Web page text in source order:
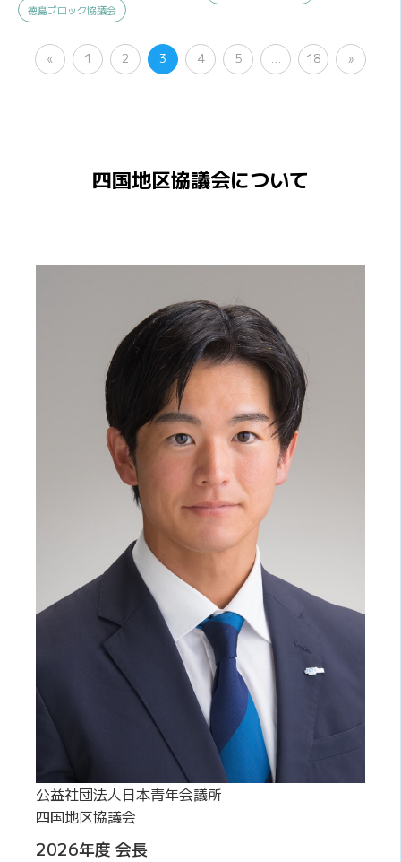
徳島ブロック協議会
« 1 2 3 4 5 … 18 »
四国地区協議会について
公益社団法人日本青年会議所
四国地区協議会
2026年度 会長